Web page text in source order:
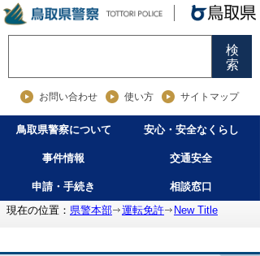
検
索
お問い合わせ 使い方 サイトマップ
鳥取県警察について 安心・安全なくらし
事件情報 交通安全
申請・手続き
相談窓口
現在の位置： 県警本部 運転免許 New Title